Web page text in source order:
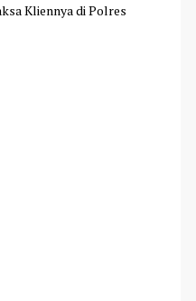
Kliennya di Polres